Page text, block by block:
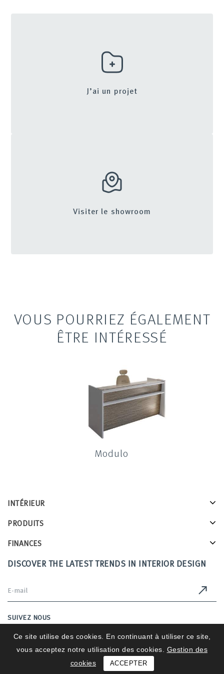
J’ai un projet
Visiter le showroom
VOUS POURRIEZ ÉGALEMENT
ÊTRE INTÉRESSÉ
Modulo
INTÉRIEUR
PRODUITS
FINANCES
DISCOVER THE LATEST TRENDS IN INTERIOR DESIGN
SUIVEZ NOUS
Ce site utilise des cookies. En continuant à utiliser ce site,
vous acceptez notre utilisation des cookies.
Gestion des
cookies
ACCEPTER
Intérieurs 2025 © All Rights Reserved